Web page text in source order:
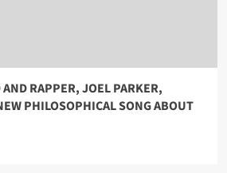
RAPPER, JOEL PARKER,
PHILOSOPHICAL SONG ABOUT